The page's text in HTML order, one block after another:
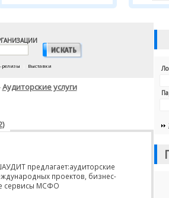
релизы Выставки
Аудиторские услуги
предлагает:аудиторские
проектов, бизнес-
сервисы МСФО